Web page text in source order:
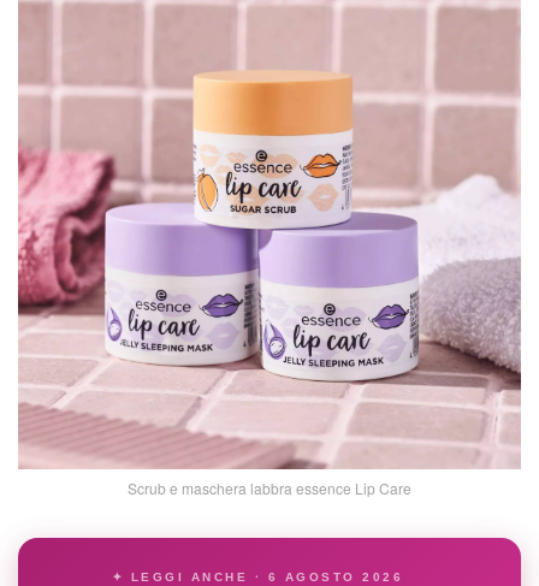
Scrub e maschera labbra essence Lip Care
✦ LEGGI ANCHE · 6 AGOSTO 2026